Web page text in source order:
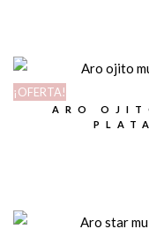
¡OFERTA!
ARO